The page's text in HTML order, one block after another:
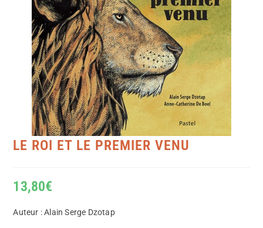
LE ROI ET LE PREMIER VENU
13,80€
Auteur : Alain Serge Dzotap